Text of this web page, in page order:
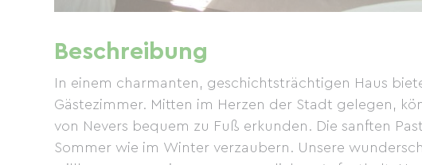
Beschreibung
In einem charmanten, geschichtsträchtigen Haus
Gästezimmer. Mitten im Herzen der Stadt gelegen,
von Nevers bequem zu Fuß erkunden. Die sanften
Sommer wie im Winter verzaubern. Unsere